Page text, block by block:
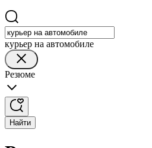
курьер на автомобиле
Резюме
Найти